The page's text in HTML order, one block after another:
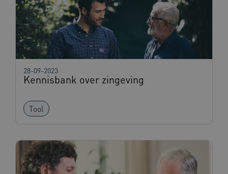
Kennisbank over zingeving
28-09-2023
Tool
ARRAffinity
Microsoft
Corporation
.www.beteroud.nl
AWSALBCORS
Amazon.com Inc.